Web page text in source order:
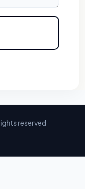
reserved